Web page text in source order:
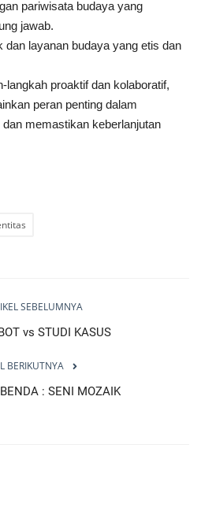
pariwisata budaya yang
jawab.
layanan budaya yang etis dan
langkah proaktif dan kolaboratif,
peran penting dalam
memastikan keberlanjutan
SEBELUMNYA
vs STUDI KASUS
BERIKUTNYA
: SENI MOZAIK